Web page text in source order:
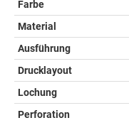
Farbe
Material
Ausführung
Drucklayout
Lochung
Perforation